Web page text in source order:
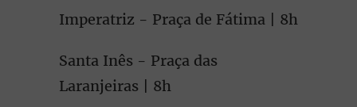
Imperatriz - Praça de Fátima | 8h
Santa Inês - Praça das
Laranjeiras | 8h